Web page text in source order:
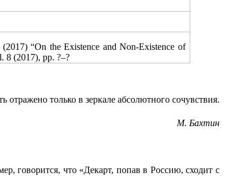
“On the Existence and Non-Existence of
8 (2017), pp. ?‒?
только в зеркале абсолютного сочувствия.
М. Бахтин
говорится, что «Декарт, попав в Россию, сходит с